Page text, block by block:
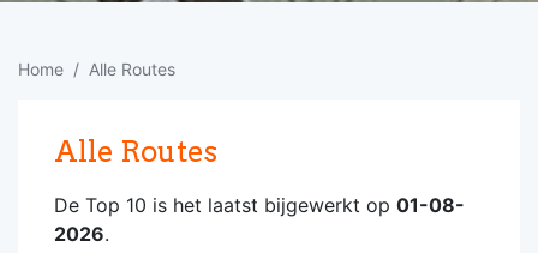
Home Alle Routes
Alle Routes
De Top 10 is het laatst bijgewerkt op 01-08-
2026.